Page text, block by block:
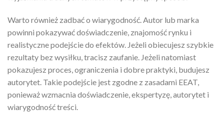
Warto również zadbać o wiarygodność. Autor lub marka
powinni pokazywać doświadczenie, znajomość rynku i
realistyczne podejście do efektów. Jeżeli obiecujesz szybkie
rezultaty bez wysiłku, tracisz zaufanie. Jeżeli natomiast
pokazujesz proces, ograniczenia i dobre praktyki, budujesz
autorytet. Takie podejście jest zgodne z zasadami EEAT,
ponieważ wzmacnia doświadczenie, ekspertyzę, autorytet i
wiarygodność treści.